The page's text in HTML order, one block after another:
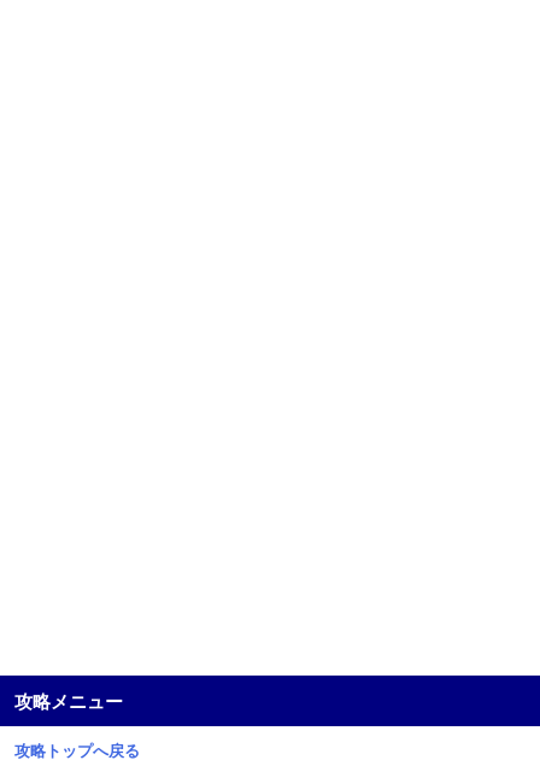
攻略メニュー
攻略トップへ戻る